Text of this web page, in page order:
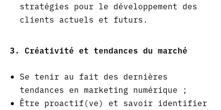
stratégies pour le développement des
clients actuels et futurs.
3. Créativité et tendances du marché
Se tenir au fait des dernières
tendances en marketing numérique ;
Être proactif(ve) et savoir identifier